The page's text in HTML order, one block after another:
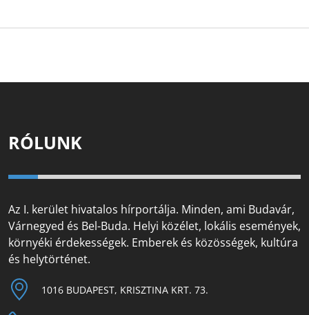
RÓLUNK
Az I. kerület hivatalos hírportálja. Minden, ami Budavár,
Várnegyed és Bel-Buda. Helyi közélet, lokális események,
környéki érdekességek. Emberek és közösségek, kultúra
és helytörténet.
1016 BUDAPEST, KRISZTINA KRT. 73.